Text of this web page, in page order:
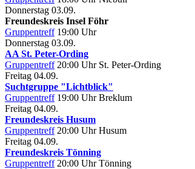
Donnerstag 03.09.
Freundeskreis Insel Föhr
Gruppentreff 19:00 Uhr
Donnerstag 03.09.
AA St. Peter-Ording
Gruppentreff 20:00 Uhr St. Peter-Ording
Freitag 04.09.
Suchtgruppe "Lichtblick"
Gruppentreff 19:00 Uhr Breklum
Freitag 04.09.
Freundeskreis Husum
Gruppentreff 20:00 Uhr Husum
Freitag 04.09.
Freundeskreis Tönning
Gruppentreff 20:00 Uhr Tönning